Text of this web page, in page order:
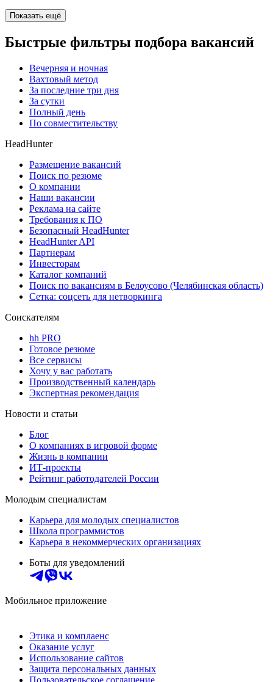
Показать ещё
Быстрые фильтры подбора вакансий
Вечерняя и ночная
Вахтовый метод
За последние три дня
За сутки
Полный день
По совместительству
HeadHunter
Размещение вакансий
Поиск по резюме
О компании
Наши вакансии
Реклама на сайте
Требования к ПО
Безопасный HeadHunter
HeadHunter API
Партнерам
Инвесторам
Каталог компаний
Поиск по вакансиям в Белоусово (Челябинская область)
Сетка: соцсеть для нетворкинга
Соискателям
hh PRO
Готовое резюме
Все сервисы
Хочу у вас работать
Производственный календарь
Экспертная рекомендация
Новости и статьи
Блог
О компаниях в игровой форме
Жизнь в компании
ИТ-проекты
Рейтинг работодателей России
Молодым специалистам
Карьера для молодых специалистов
Школа программистов
Карьера в некоммерческих организациях
Боты для уведомлений
Мобильное приложение
Этика и комплаенс
Оказание услуг
Использование сайтов
Защита персональных данных
Пользовательское соглашение